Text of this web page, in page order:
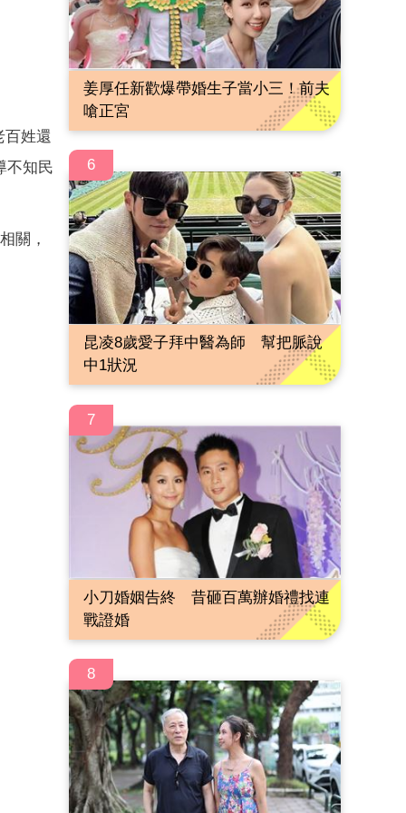
百姓還
不知民
關，
姜厚任新歡爆帶婚生子當小三！前夫
嗆正宮
6
昆凌8歲愛子拜中醫為師 幫把脈說
中1狀況
7
小刀婚姻告終 昔砸百萬辦婚禮找連
戰證婚
8